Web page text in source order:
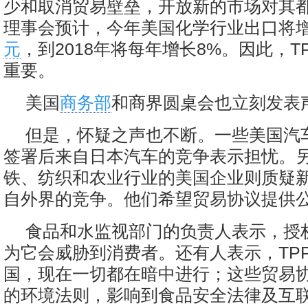
少和取消贸易壁垒，开放新的市场对其
理事会预计，今年美国化学行业出口将
元 ，到2018年将每年增长8%。因此，
重要。
美国商务部和商界圆桌会也立刻发表
但是，怀疑之声也不断。一些美国汽
签署后来自日本汽车的竞争表示担忧。
铁、纺织和农业行业的美国企业则质疑
自外界的竞争。他们希望贸易协议提供
食品和水监视部门的负责人表示，授
为它会威胁到消费者。还有人表示，
国，现在一切都在暗中进行；这些贸易
的环境法则，影响到食品安全法律及互